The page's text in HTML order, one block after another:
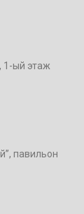
1-ый этаж
павильон